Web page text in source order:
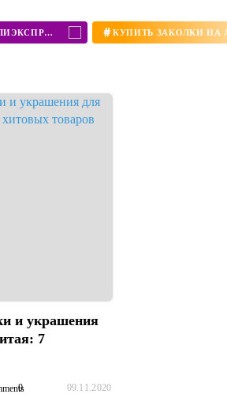
ЗАКОЛКИ ДЛЯ ВОЛОС АЛИЭКСПРЕСС #
и украшения
7
0 09.11.2020